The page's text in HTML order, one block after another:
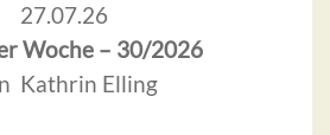
27.07.26
Woche – 30/2026
Kathrin Elling